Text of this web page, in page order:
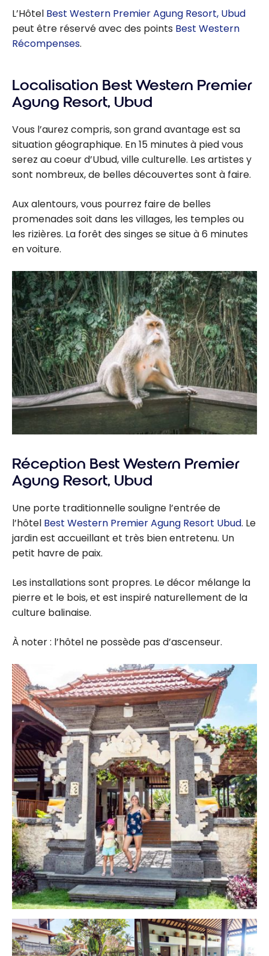
L’Hôtel Best Western Premier Agung Resort, Ubud
peut être réservé avec des points Best Western
Récompenses.
Localisation Best Western Premier
Agung Resort, Ubud
Vous l’aurez compris, son grand avantage est sa
situation géographique. En 15 minutes à pied vous
serez au coeur d’Ubud, ville culturelle. Les artistes y
sont nombreux, de belles découvertes sont à faire.
Aux alentours, vous pourrez faire de belles
promenades soit dans les villages, les temples ou
les rizières. La forêt des singes se situe à 6 minutes
en voiture.
Réception Best Western Premier
Agung Resort, Ubud
Une porte traditionnelle souligne l’entrée de
l’hôtel Best Western Premier Agung Resort Ubud. Le
jardin est accueillant et très bien entretenu. Un
petit havre de paix.
Les installations sont propres. Le décor mélange la
pierre et le bois, et est inspiré naturellement de la
culture balinaise.
À noter : l’hôtel ne possède pas d’ascenseur.